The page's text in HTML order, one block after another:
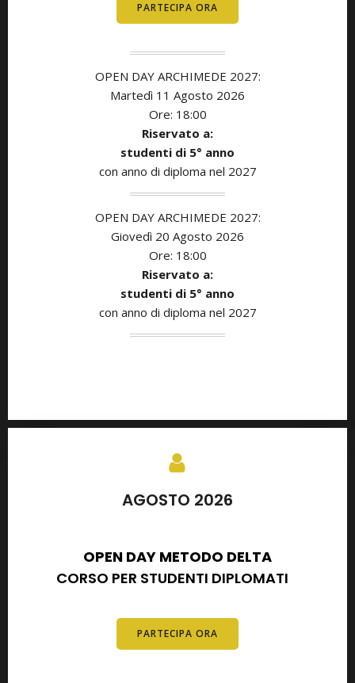
PARTECIPA ORA
OPEN DAY ARCHIMEDE 2027:
Martedì 11 Agosto 2026
Ore: 18:00
Riservato a:
studenti di 5° anno
con anno di diploma nel 2027
OPEN DAY ARCHIMEDE 2027:
Giovedì 20 Agosto 2026
Ore: 18:00
Riservato a:
studenti di 5° anno
con anno di diploma nel 2027
AGOSTO 2026
OPEN DAY METODO DELTA
CORSO PER STUDENTI DIPLOMATI
PARTECIPA ORA